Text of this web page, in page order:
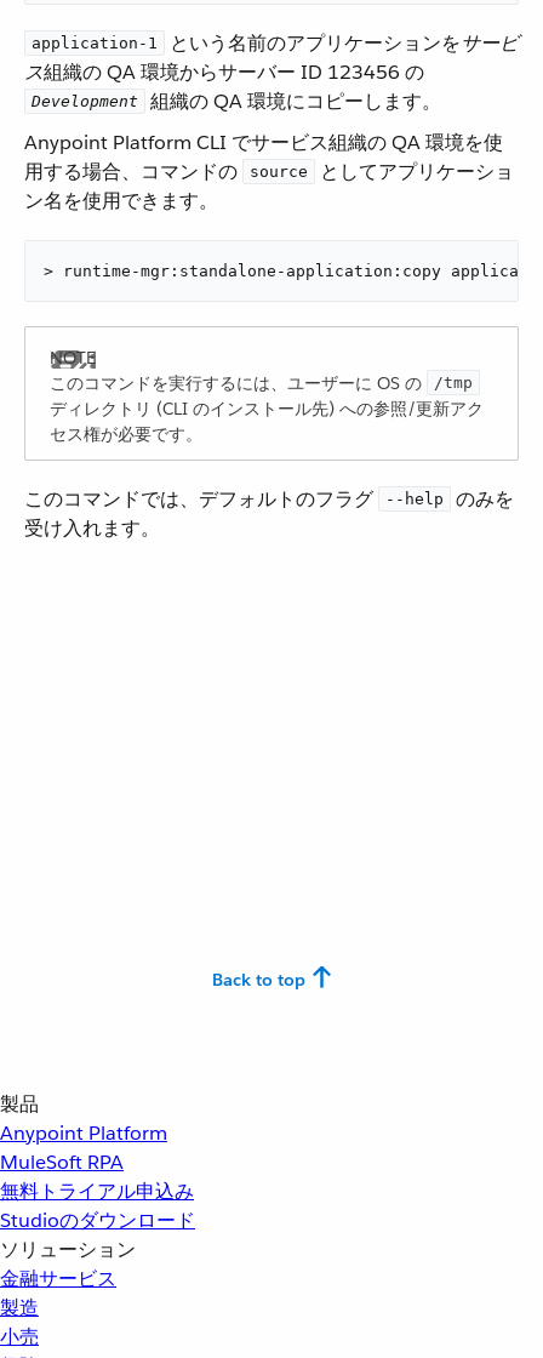
application-1 ​ という名前のアプリケーションを​サービ
ス​組織の QA 環境からサーバー ID 123456 の ​
Development
​ 組織の QA 環境にコピーします。
Anypoint Platform CLI でサービス組織の QA 環境を使
用する場合、コマンドの ​
source
​ としてアプリケーショ
ン名を使用できます。
> runtime-mgr:standalone-application:copy
このコマンドを実行するには、ユーザーに OS の ​ /tmp
ディレクトリ (CLI のインストール先) への参照/更新アク
セス権が必要です。
このコマンドでは、デフォルトのフラグ ​ --help
​ のみを
受け入れます。
Back to top
製品
Anypoint Platform
MuleSoft RPA
無料トライアル申込み
Studioのダウンロード
ソリューション
金融サービス
製造
小売